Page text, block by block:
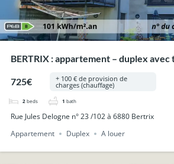
BERTRIX : appartement – duplex avec
725€ + 100 € de provision de
charges (chauffage)
2 beds 1 bath
Rue Jules Delogne n° 23 /102 à 6880 Bertrix
Appartement
Duplex A louer